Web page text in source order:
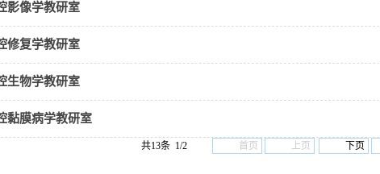
影像学教研室
修复学教研室
生物学教研室
黏膜病学教研室
共13条 1/2 首页 上页 下页